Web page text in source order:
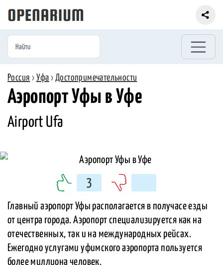
Россия › Уфа ›Достопримечательности
Аэропорт Уфы в Уфе
Airport Ufa
3
Главный аэропорт Уфы располагается в получасе езды
от центра города. Аэропорт специализируется как на
отечественных, так и на международных рейсах.
Ежегодно услугами уфимского аэропорта пользуется
более миллиона человек.